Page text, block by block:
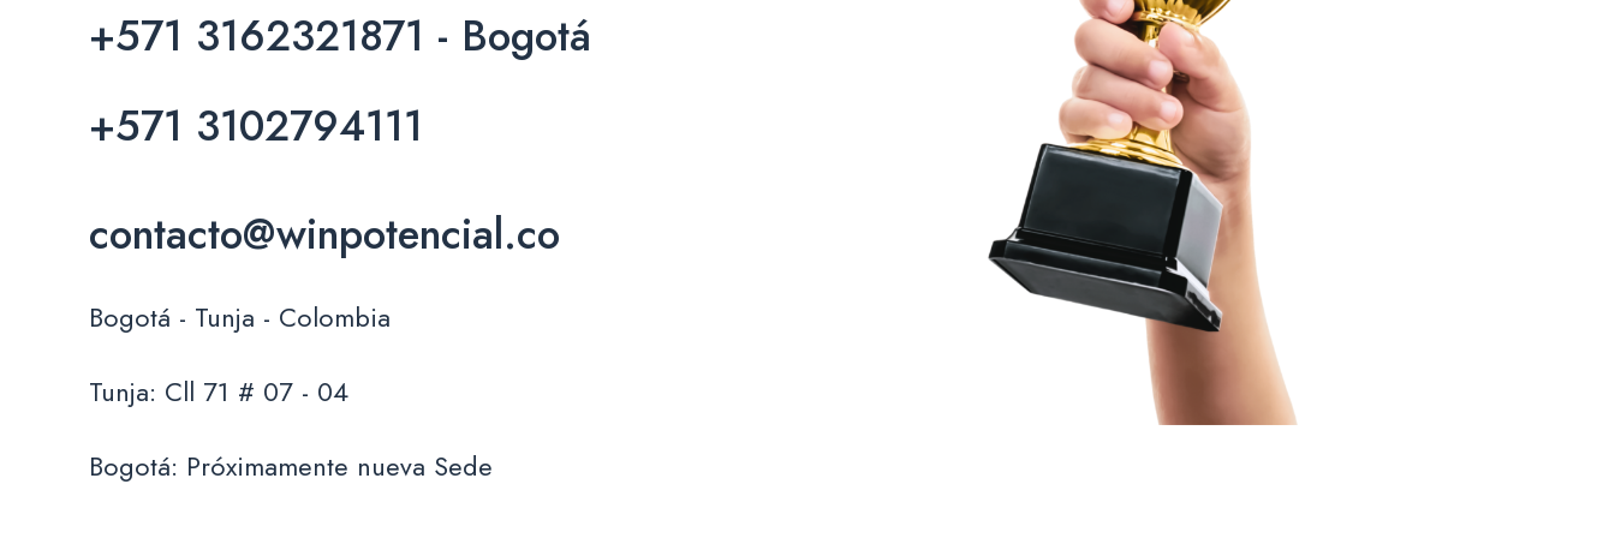
+571 3162321871 - Bogotá
+571 3102794111
contacto@winpotencial.co
Bogotá - Tunja - Colombia
Tunja: Cll 71 # 07 - 04
Bogotá: Próximamente nueva Sede